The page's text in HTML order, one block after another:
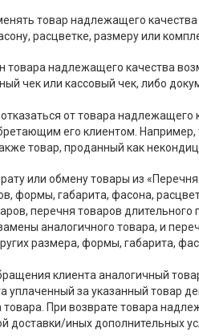
товар надлежащего
расцветке, размеру или
товара надлежащего качества
чек или кассовый чек, либо
от товара
его клиентом.
товар, проданный как
или обмену товары из
формы, габарита, фасона,
перечня товаров
аналогичного товара, и
размера, формы, габарита,
клиента аналогичный
уплаченный за указанный товар
товара. При возврате товара
доставки/иных дополнительных